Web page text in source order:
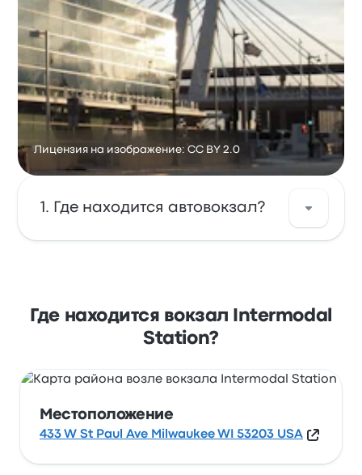
Лицензия на изображение: CC BY 2.0
Где находится автовокзал?
Посмотреть адрес на карте Милуоки.
Где находится вокзал Intermodal
Station?
Местоположение
433 W St Paul Ave Milwaukee WI 53203 USA